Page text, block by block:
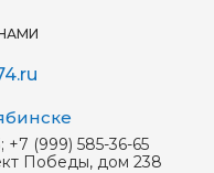
+7 (999) 585-36-65
Победы, дом 238